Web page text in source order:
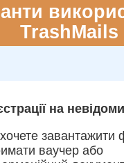
TrashMails
на
завантажити
ваучер або